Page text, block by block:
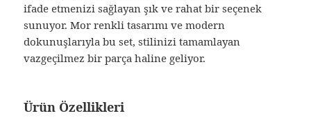
ifade etmenizi sağlayan şık ve rahat bir seçenek
sunuyor. Mor renkli tasarımı ve modern
dokunuşlarıyla bu set, stilinizi tamamlayan
vazgeçilmez bir parça haline geliyor.
Ürün Özellikleri